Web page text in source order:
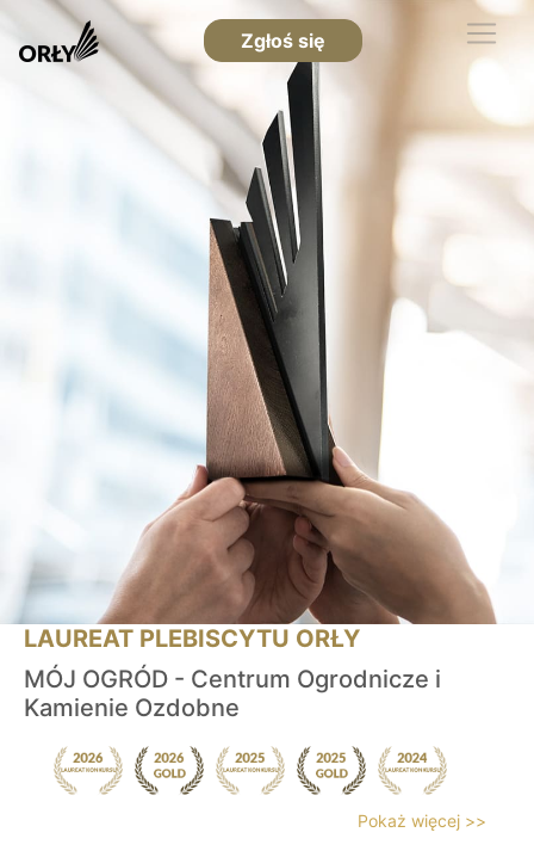
Zgłoś się
LAUREAT PLEBISCYTU ORŁY
MÓJ OGRÓD - Centrum Ogrodnicze i
Kamienie Ozdobne
Pokaż więcej >>